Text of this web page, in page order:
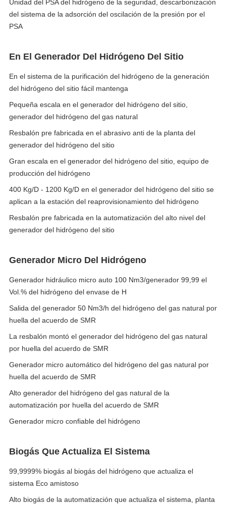
Unidad del PSA del hidrógeno de la seguridad, descarbonización
del sistema de la adsorción del oscilación de la presión por el
PSA
En El Generador Del Hidrógeno Del Sitio
En el sistema de la purificación del hidrógeno de la generación
del hidrógeno del sitio fácil mantenga
Pequeña escala en el generador del hidrógeno del sitio,
generador del hidrógeno del gas natural
Resbalón pre fabricada en el abrasivo anti de la planta del
generador del hidrógeno del sitio
Gran escala en el generador del hidrógeno del sitio, equipo de
producción del hidrógeno
400 Kg/D - 1200 Kg/D en el generador del hidrógeno del sitio se
aplican a la estación del reaprovisionamiento del hidrógeno
Resbalón pre fabricada en la automatización del alto nivel del
generador del hidrógeno del sitio
Generador Micro Del Hidrógeno
Generador hidráulico micro auto 100 Nm3/generador 99,99 el
Vol.% del hidrógeno del envase de H
Salida del generador 50 Nm3/h del hidrógeno del gas natural por
huella del acuerdo de SMR
La resbalón montó el generador del hidrógeno del gas natural
por huella del acuerdo de SMR
Generador micro automático del hidrógeno del gas natural por
huella del acuerdo de SMR
Alto generador del hidrógeno del gas natural de la
automatización por huella del acuerdo de SMR
Generador micro confiable del hidrógeno
Biogás Que Actualiza El Sistema
99,9999% biogás al biogás del hidrógeno que actualiza el
sistema Eco amistoso
Alto biogás de la automatización que actualiza el sistema, planta